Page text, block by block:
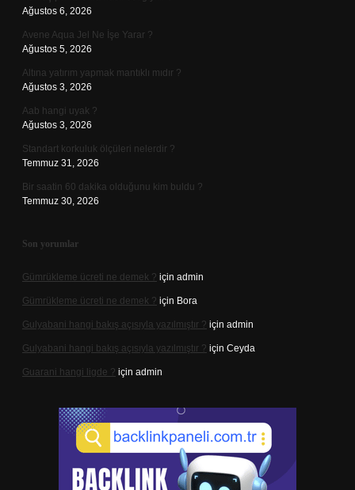
Ağustos 6, 2026
Avene Aqua Jel Ne İşe Yarar ?
Ağustos 5, 2026
Altına yatırım yapmak mantıklı mıdır ?
Ağustos 3, 2026
Aab hangi uyak ?
Ağustos 3, 2026
Standart korkuluk ölçüleri nelerdir ?
Temmuz 31, 2026
Bir saatin 60 dakika olduğunu kim buldu ?
Temmuz 30, 2026
Son yorumlar
Gümrükleme ücreti ne demek ? için admin
Gümrükleme ücreti ne demek ? için Bora
Gulyabani hangi bakış açısıyla yazılmıştır ? için admin
Gulyabani hangi bakış açısıyla yazılmıştır ? için Ceyda
Guarani hangi ligde ? için admin